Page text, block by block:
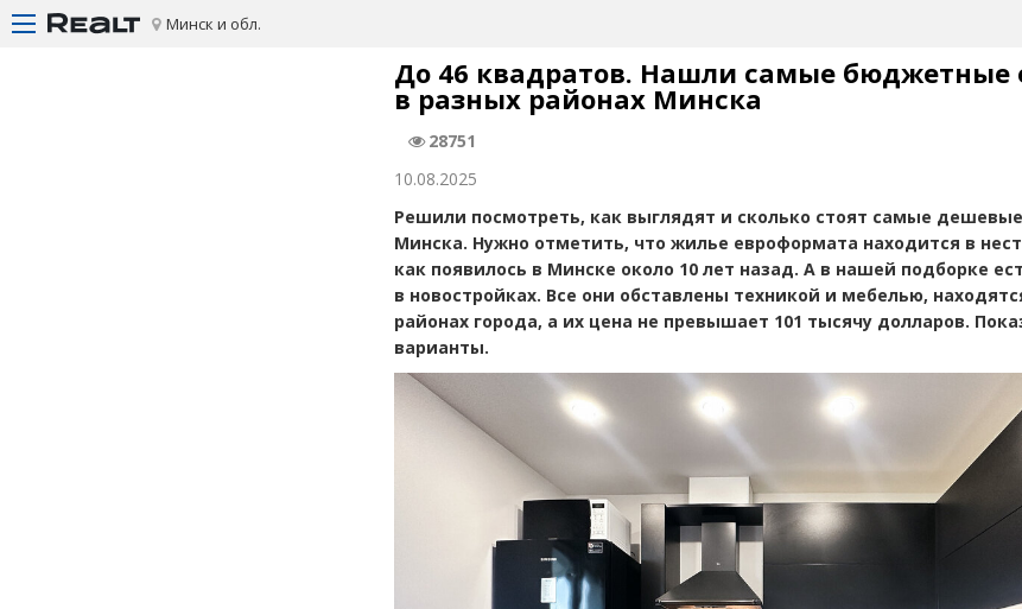
Минск и обл.
До 46 квадратов. Нашли самые бюджетные
в разных районах Минска
28751
10.08.2025
Решили посмотреть, как выглядят и сколько стоят самые
Минска. Нужно отметить, что жилье евроформата находится в
как появилось в Минске около 10 лет назад. А в нашей подборке
в новостройках. Все они обставлены техникой и мебелью,
районах города, а их цена не превышает 101 тысячу долларов.
варианты.